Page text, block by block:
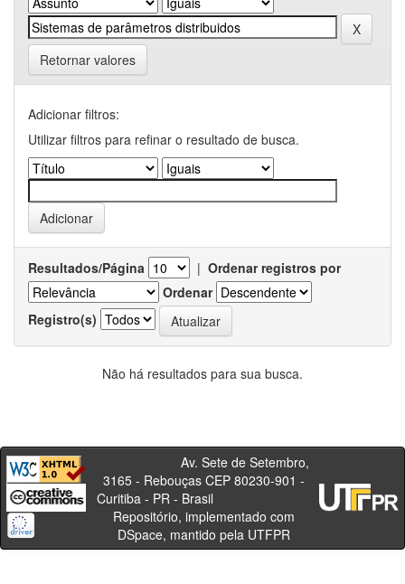
Retornar valores
Adicionar filtros:
Utilizar filtros para refinar o resultado de busca.
Resultados/Página | Ordenar registros por
Ordenar
Registro(s)
Não há resultados para sua busca.
Av. Sete de Setembro,
3165 - Rebouças CEP 80230-901 -
Curitiba - PR - Brasil
Repositório, implementado com
DSpace, mantido pela UTFPR